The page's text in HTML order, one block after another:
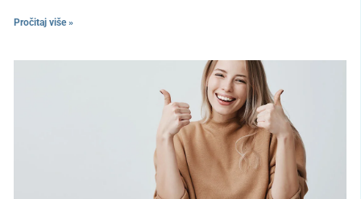
Pročitaj više »